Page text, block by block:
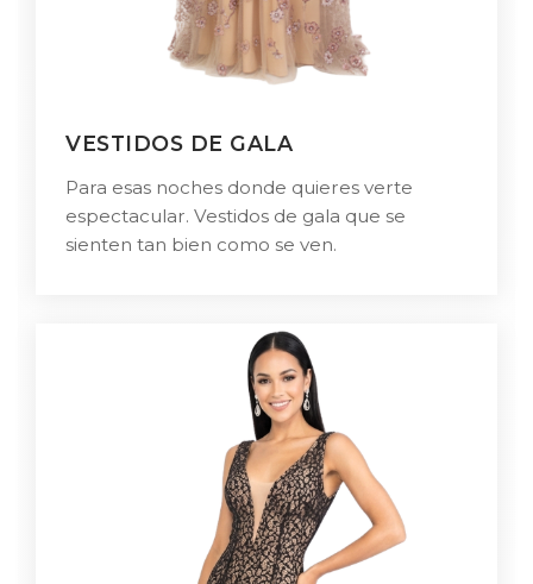
VESTIDOS DE GALA
Para esas noches donde quieres verte
espectacular. Vestidos de gala que se
sienten tan bien como se ven.